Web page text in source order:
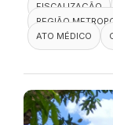
FISCALIZAÇÃO
REGIÃO
ATO MÉDICO